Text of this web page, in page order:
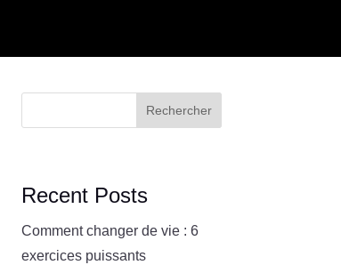
Rechercher
Recent Posts
Comment changer de vie : 6
exercices puissants